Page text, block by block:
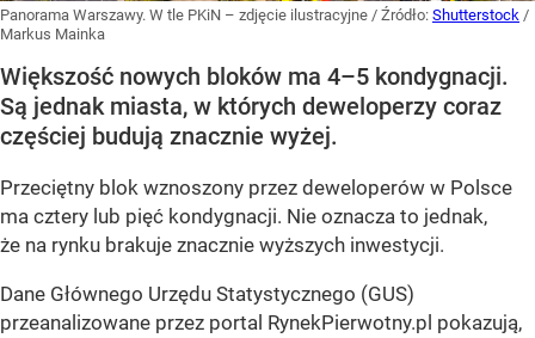
Panorama Warszawy. W tle PKiN – zdjęcie ilustracyjne / Źródło: Shutterstock /
Markus Mainka
Większość nowych bloków ma 4–5 kondygnacji.
Są jednak miasta, w których deweloperzy coraz
częściej budują znacznie wyżej.
Przeciętny blok wznoszony przez deweloperów w Polsce
ma cztery lub pięć kondygnacji. Nie oznacza to jednak,
że na rynku brakuje znacznie wyższych inwestycji.
Dane Głównego Urzędu Statystycznego (GUS)
przeanalizowane przez portal RynekPierwotny.pl pokazują,